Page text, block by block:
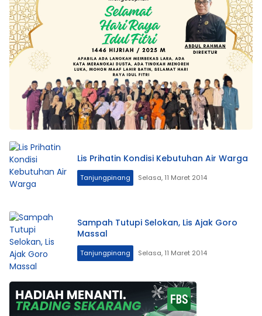
Lis Prihatin Kondisi Kebutuhan Air Warga
Tanjungpinang Selasa, 11 Maret 2014
Sampah Tutupi Selokan, Lis Ajak Goro
Massal
Tanjungpinang Selasa, 11 Maret 2014